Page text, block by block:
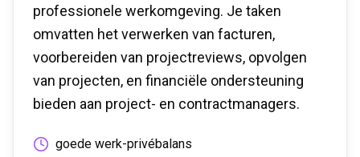
professionele werkomgeving. Je taken
omvatten het verwerken van facturen,
voorbereiden van projectreviews, opvolgen
van projecten, en financiële ondersteuning
bieden aan project- en contractmanagers.
goede werk-privébalans